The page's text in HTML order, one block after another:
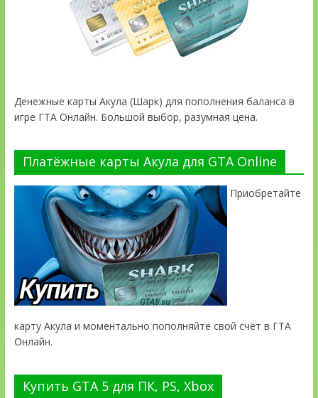
Денежные карты Акула (Шарк) для пополнения баланса в
игре ГТА Онлайн. Большой выбор, разумная цена.
Платёжные карты Акула для GTA Online
Приобретайте
карту Акула и моментально пополняйте свой счёт в ГТА
Онлайн.
Купить GTA 5 для ПК, PS, Xbox